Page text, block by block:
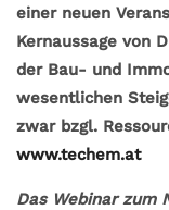
einer neuen
Kernaussage von
der Bau- und
wesentlichen
zwar bzgl.
www.techem.at
Das Webinar zum